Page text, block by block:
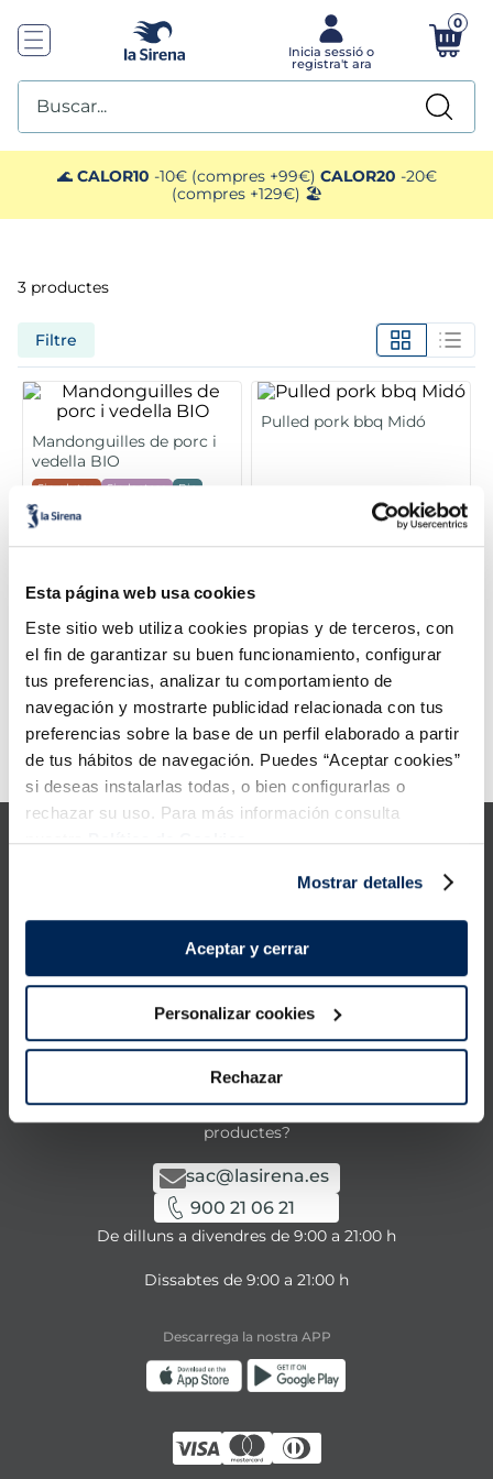
Esta página web usa cookies
Este sitio web utiliza cookies propias y de terceros, con
el fin de garantizar su buen funcionamiento, configurar
tus preferencias, analizar tu comportamiento de
navegación y mostrarte publicidad relacionada con tus
preferencias sobre la base de un perfil elaborado a partir
de tus hábitos de navegación. Puedes “Aceptar cookies”
si deseas instalarlas todas, o bien configurarlas o
rechazar su uso. Para más información consulta
nuestraPolítica de Cookies.
Mostrar detalles
Aceptar y cerrar
Personalizar cookies
Rechazar
0
Buscar...
🌊 CALOR10 -10€ (compres +99€) CALOR20 -20€
(compres +129€) 🏖️
3 productes
Filtre
Mandonguilles de porc i
vedella BIO
Sin gluten Sin lactosa Bio
6,49 €
Pulled pork bbq Midó
Unitat 250g
Cochinita pibil Midó
4,99 €
Unitat 250g
Error:Request failed with status code 429
Productes
La Sirena
Contacta amb nosaltres
Tens alguna consulta sobre els nostres serveis o
productes?
sac@lasirena.es
900 21 06 21
De dilluns a divendres de 9:00 a 21:00 h
Dissabtes de 9:00 a 21:00 h
Descarrega la nostra APP
TOP SEARCHES
1. mariscos
2 mango
menus
4. gelats sirena
. calamar sirena
. tarrina helado
7. salmó premium
8. calamar troceado
9. halibut
10. helados polos